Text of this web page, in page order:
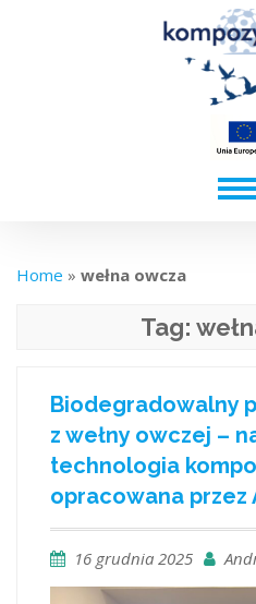
Home » wełna owcza
Tag:
Biodegradowalny
z wełny owczej –
technologia
opracowana przez
16 grudnia 2025